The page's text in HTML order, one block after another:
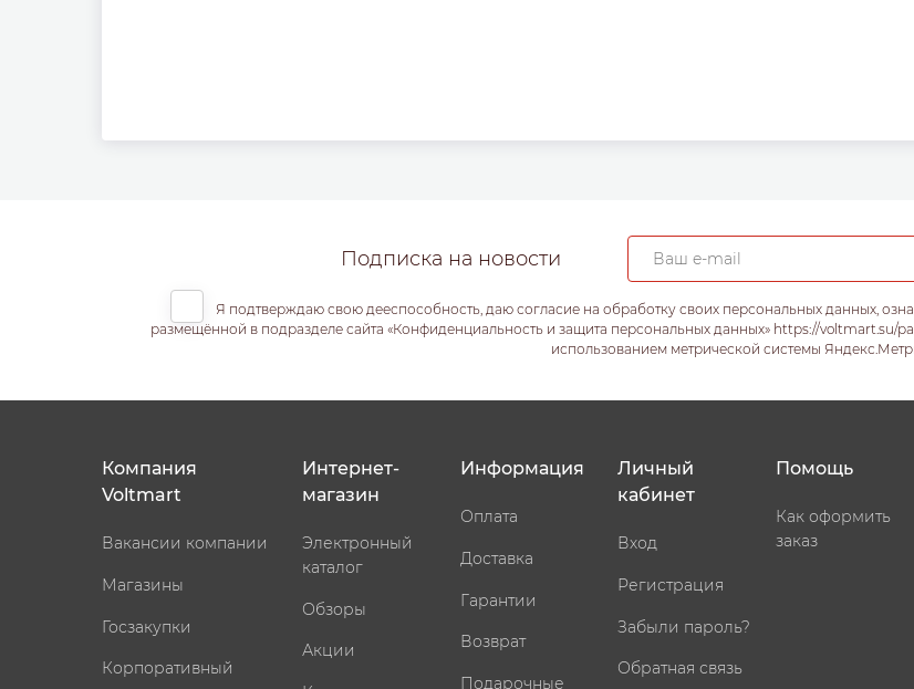
Подписка на новости
Я подтверждаю свою дееспособность, даю согласие на обработку своих персональных данных,
размещённой в подразделе сайта «Конфиденциальность и защита персональных данных» https://voltmart.su/
использованием метрической системы
Компания
Voltmart
Вакансии компании
Магазины
Госзакупки
Корпоративный
Интернет-
магазин
Электронный
каталог
Обзоры
Акции
Информация
Оплата
Доставка
Гарантии
Возврат
Подарочные
Личный
кабинет
Вход
Регистрация
Забыли пароль?
Обратная связь
Помощь
Как оформить
заказ